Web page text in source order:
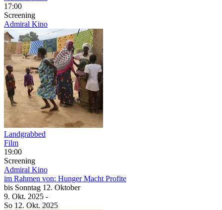
17:00
Screening
Admiral Kino
Landgrabbed
Film
19:00
Screening
Admiral Kino
im Rahmen von: Hunger Macht Profite
bis Sonntag 12. Oktober
9. Okt. 2025 -
So 12. Okt. 2025